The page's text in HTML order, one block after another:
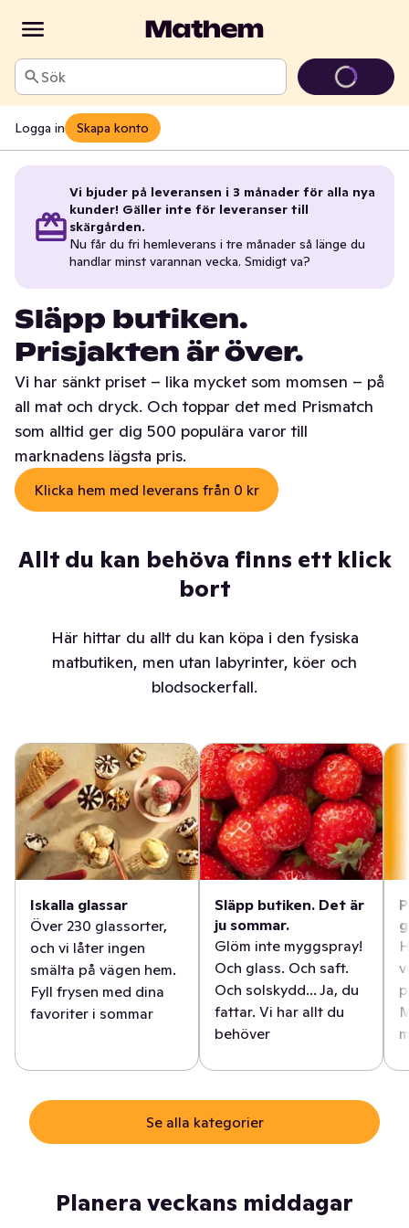
Sök
Logga in Skapa konto
Vi bjuder på leveransen i 3 månader för alla nya
kunder! Gäller inte för leveranser till
skärgården.
Nu får du fri hemleverans i tre månader så länge du
handlar minst varannan vecka. Smidigt va?
Släpp butiken.
Prisjakten är över.
Vi har sänkt priset – lika mycket som momsen – på
all mat och dryck. Och toppar det med Prismatch
som alltid ger dig 500 populära varor till
marknadens lägsta pris.
Klicka hem med leverans från 0 kr
Allt du kan behöva finns ett klick
bort
Här hittar du allt du kan köpa i den fysiska
matbutiken, men utan labyrinter, köer och
blodsockerfall.
Iskalla glassar
Över 230 glassorter,
och vi låter ingen
smälta på vägen hem.
Fyll frysen med dina
favoriter i sommar
Släpp butiken. Det är
ju sommar.
Glöm inte myggspray!
Och glass. Och saft.
Och solskydd... Ja, du
fattar. Vi har allt du
behöver
Se alla kategorier
Planera veckans middagar